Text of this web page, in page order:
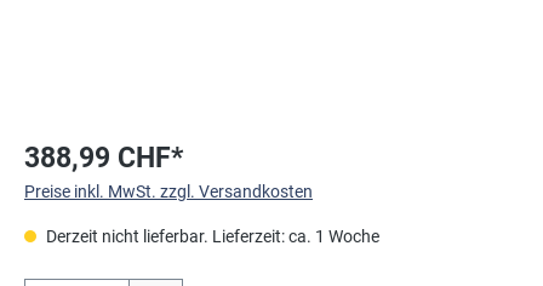
388,99 CHF*
Preise inkl. MwSt. zzgl. Versandkosten
Derzeit nicht lieferbar. Lieferzeit: ca. 1 Woche